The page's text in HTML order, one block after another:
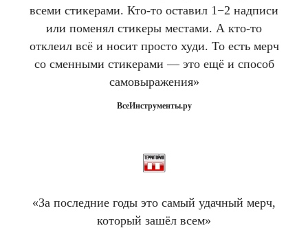
всеми стикерами. Кто-то оставил 1−2 надписи
или поменял стикеры местами. А кто-то
отклеил всё и носит просто худи. То есть мерч
со сменными стикерами — это ещё и способ
самовыражения»
ВсеИнструменты.ру
«За последние годы это самый удачный мерч,
который зашёл всем»